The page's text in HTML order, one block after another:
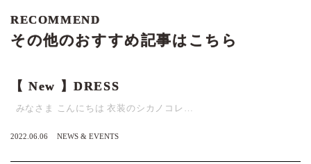
RECOMMEND
その他のおすすめ記事はこちら
【 New 】DRESS
みなさま こんにちは 衣装のシカノコレ…
2022.06.06 NEWS & EVENTS